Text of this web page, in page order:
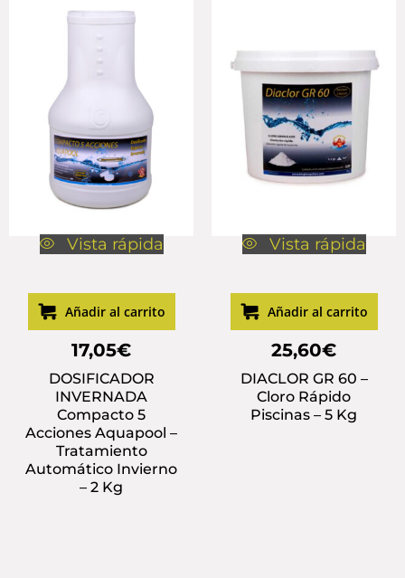
Vista rápida
Añadir al carrito
17,05€
DOSIFICADOR
INVERNADA
Compacto 5
Acciones Aquapool –
Tratamiento
Automático Invierno
– 2 Kg
Vista rápida
Añadir al carrito
25,60€
DIACLOR GR 60 –
Cloro Rápido
Piscinas – 5 Kg